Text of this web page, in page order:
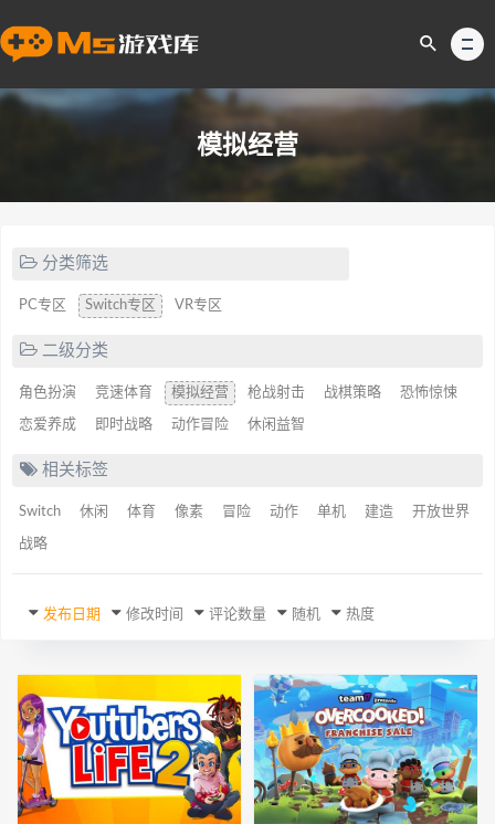
模拟经营
分类筛选
PC专区 Switch专区 VR专区
二级分类
角色扮演 竞速体育 模拟经营 枪战射击 战棋策略 恐怖惊悚
恋爱养成 即时战略 动作冒险 休闲益智
相关标签
Switch 休闲 体育 像素 冒险 动作 单机 建造 开放世界
战略
发布日期 修改时间 评论数量 随机 热度